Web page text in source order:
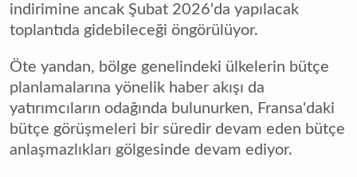
indirimine ancak Şubat 2026'da yapılacak
toplantıda gidebileceği öngörülüyor.
Öte yandan, bölge genelindeki ülkelerin bütçe
planlamalarına yönelik haber akışı da
yatırımcıların odağında bulunurken, Fransa'daki
bütçe görüşmeleri bir süredir devam eden bütçe
anlaşmazlıkları gölgesinde devam ediyor.